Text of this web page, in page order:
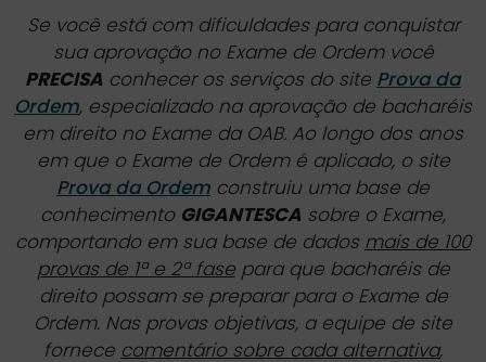
Se você está com dificuldades para conquistar
sua aprovação no Exame de Ordem você
PRECISA conhecer os serviços do site Prova da
Ordem, especializado na aprovação de bacharéis
em direito no Exame da OAB. Ao longo dos anos
em que o Exame de Ordem é aplicado, o site
Prova da Ordem construiu uma base de
conhecimento GIGANTESCA sobre o Exame,
comportando em sua base de dados mais de 100
provas de 1ª e 2ª fasepara que bacharéis de
direito possam se preparar para o Exame de
Ordem. Nas provas objetivas, a equipe de site
fornece comentário sobre cada alternativa,